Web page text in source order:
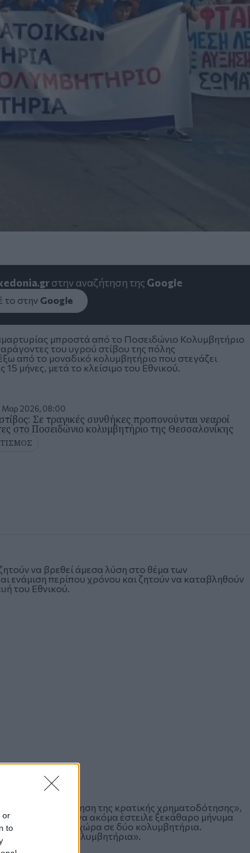
or
to
στην αναζήτηση της Google
στην Google
μπροστά από το Ποσειδώνιο Κολυμβητήριο
του υγρού στίβου της πόλης
από το μοναδικό κολυμβητήριο που στεγάζει
μήνες, μετά το κλείσιμο του Εθνικού.
Μαρ 2026, 08:00
Σε τραγικές συνθήκες προπονούνται νεαροί
στο Ποσειδώνιο κολυμβητήριο της Θεσσαλονίκης
να βρεθεί άμεσα λύση στο θέμα των
ενάμιση περίπου χρόνου και ζητούν να καταβληθούν
του Εθνικού.
με αύξηση της κρατικής χρηματοδότησης»,
ενώ ένα ακόμα έστειλε ξεκάθαρο μήνυμα
κατοίκων δεν χώρα σε δύο κολυμβητήρια.
νέα κολυμβητήρια».